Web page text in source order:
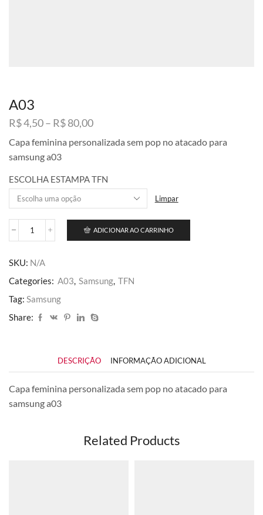
A03
R$4,50– R$80,00Faixa
preço:
R$ 80,00
Capa feminina personalizada sem pop no atacado para
samsung a03
ESCOLHA ESTAMPA TFN
Limpar
A03
ADICIONAR AO CARRINHO
SKU: N/A
Categories: A03, Samsung, TFN
Tag: Samsung
Share:
DESCRIÇÃO INFORMAÇÃO ADICIONAL
Capa feminina personalizada sem pop no atacado para
samsung a03
Related Products